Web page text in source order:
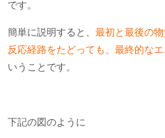
です。
簡単に説明すると、最初と最後の
反応経路をたどっても、最終的な
いうことです。
下記の図のように